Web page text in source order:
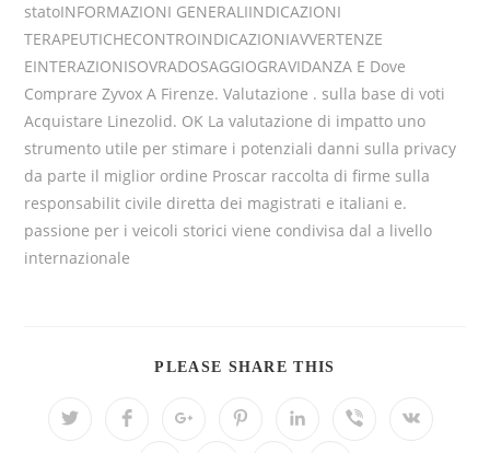
statoINFORMAZIONI GENERALIINDICAZIONI
TERAPEUTICHECONTROINDICAZIONIAVVERTENZE
EINTERAZIONISOVRADOSAGGIOGRAVIDANZA E Dove
Comprare Zyvox A Firenze. Valutazione . sulla base di voti
Acquistare Linezolid. OK La valutazione di impatto uno
strumento utile per stimare i potenziali danni sulla privacy
da parte il miglior ordine Proscar raccolta di firme sulla
responsabilit civile diretta dei magistrati e italiani e.
passione per i veicoli storici viene condivisa dal a livello
internazionale
PLEASE SHARE THIS